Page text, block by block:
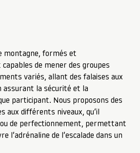
montagne, formés et
de mener des groupes
variés, allant des falaises aux
assurant la sécurité et la
participant. Nous proposons des
aux différents niveaux, qu’il
ou de perfectionnement, permettant
l’adrénaline de l’escalade dans un